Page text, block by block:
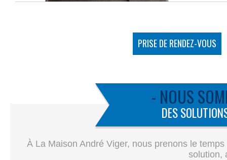
PRISE DE RENDEZ-VOUS
- NOUS
DES
À La Maison André Viger, nous prenons le
solution,